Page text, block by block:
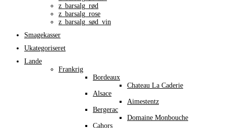
z_barsalg_rød
z_barsalg_rose
z_barsalg_sød_vin
Smagekasser
Ukategoriseret
Lande
Frankrig
Bordeaux
Chateau La Caderie
Alsace
Aimestentz
Bergerac
Domaine Monbouche
Cahors